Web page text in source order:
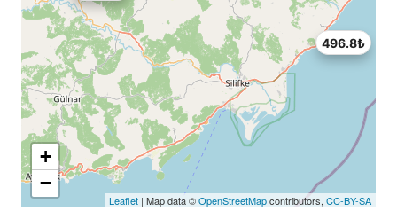
496.8₺
+
−
Leaflet | Map data ©OpenStreetMapcontributors, CC-BY-SA